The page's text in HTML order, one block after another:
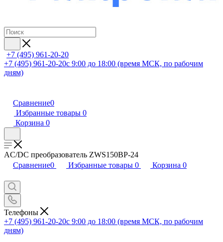
+7 (495) 961-20-20
+7 (495) 961-20-20с 9:00 до 18:00 (время МСК, по рабочим
дням)
Сравнение0
Избранные товары 0
Корзина 0
AC/DC преобразователь ZWS150BP-24
Сравнение0 Избранные товары 0 Корзина 0
Телефоны
+7 (495) 961-20-20с 9:00 до 18:00 (время МСК, по рабочим
дням)